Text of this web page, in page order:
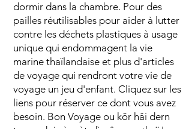
dormir dans la chambre. Pour des
pailles réutilisables pour aider à lutter
contre les déchets plastiques à usage
unique qui endommagent la vie
marine thaïlandaise et plus d'articles
de voyage qui rendront votre vie de
voyage un jeu d'enfant. Cliquez sur les
liens pour réserver ce dont vous avez
besoin. Bon Voyage ou kŏr hâi dern